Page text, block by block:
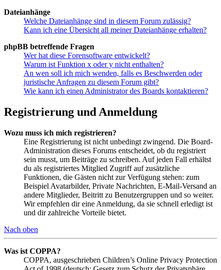
Dateianhänge
Welche Dateianhänge sind in diesem Forum zulässig?
Kann ich eine Übersicht all meiner Dateianhänge erhalten?
phpBB betreffende Fragen
Wer hat diese Forensoftware entwickelt?
Warum ist Funktion x oder y nicht enthalten?
An wen soll ich mich wenden, falls es Beschwerden oder
juristische Anfragen zu diesem Forum gibt?
Wie kann ich einen Administrator des Boards kontaktieren?
Registrierung und Anmeldung
Wozu muss ich mich registrieren?
Eine Registrierung ist nicht unbedingt zwingend. Die Board-
Administration dieses Forums entscheidet, ob du registriert
sein musst, um Beiträge zu schreiben. Auf jeden Fall erhältst
du als registriertes Mitglied Zugriff auf zusätzliche
Funktionen, die Gästen nicht zur Verfügung stehen: zum
Beispiel Avatarbilder, Private Nachrichten, E-Mail-Versand an
andere Mitglieder, Beitritt zu Benutzergruppen und so weiter.
Wir empfehlen dir eine Anmeldung, da sie schnell erledigt ist
und dir zahlreiche Vorteile bietet.
Nach oben
Was ist COPPA?
COPPA, ausgeschrieben Children’s Online Privacy Protection